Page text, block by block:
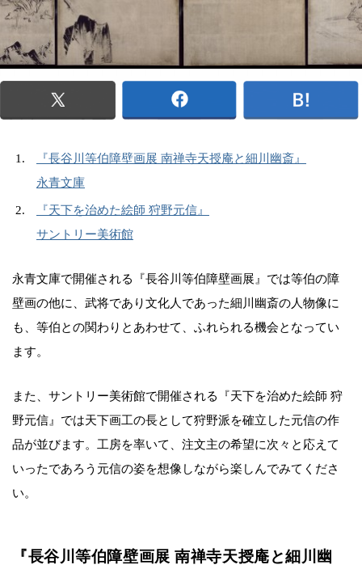
『長谷川等伯障壁画展 南禅寺天授庵と細川幽斎』
永青文庫
『天下を治めた絵師 狩野元信』
サントリー美術館
永青文庫で開催される『長谷川等伯障壁画展』では等伯の障
壁画の他に、武将であり文化人であった細川幽斎の人物像に
も、等伯との関わりとあわせて、ふれられる機会となってい
ます。
また、サントリー美術館で開催される『天下を治めた絵師 狩
野元信』では天下画工の長として狩野派を確立した元信の作
品が並びます。工房を率いて、注文主の希望に次々と応えて
いったであろう元信の姿を想像しながら楽しんでみてくださ
い。
『長谷川等伯障壁画展 南禅寺天授庵と細川幽